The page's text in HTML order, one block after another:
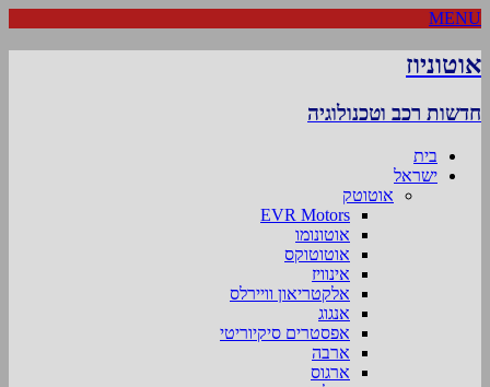
MENU
אוטוניוז
חדשות רכב וטכנולוגיה
בית
ישראל
אוטוטק
EVR Motors
אוטונומו
אוטוטוקס
אינוויז
אלקטריאון וויירלס
אנגוג
אפסטרים סיקיוריטי
ארבה
ארגוס